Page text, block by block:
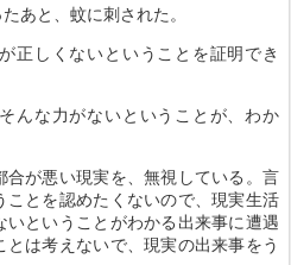
あと、蚊に刺された。
正しくないということを証明でき
んな力がないということが、わか
が悪い現実を、無視している。言
とを認めたくないので、現実生活
ということがわかる出来事に遭遇
は考えないで、現実の出来事をう